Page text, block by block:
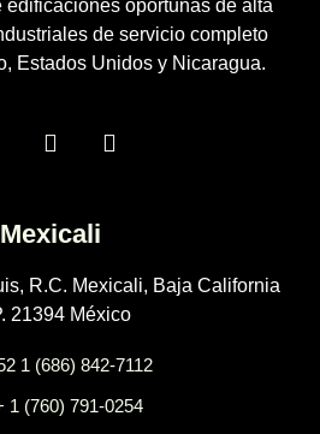
edificaciones oportunas de alta
de servicio completo
Estados Unidos y Nicaragua.
Mexicali
R.C. Mexicali, Baja California
21394 México
1 (686) 842-7112
1 (760) 791-0254